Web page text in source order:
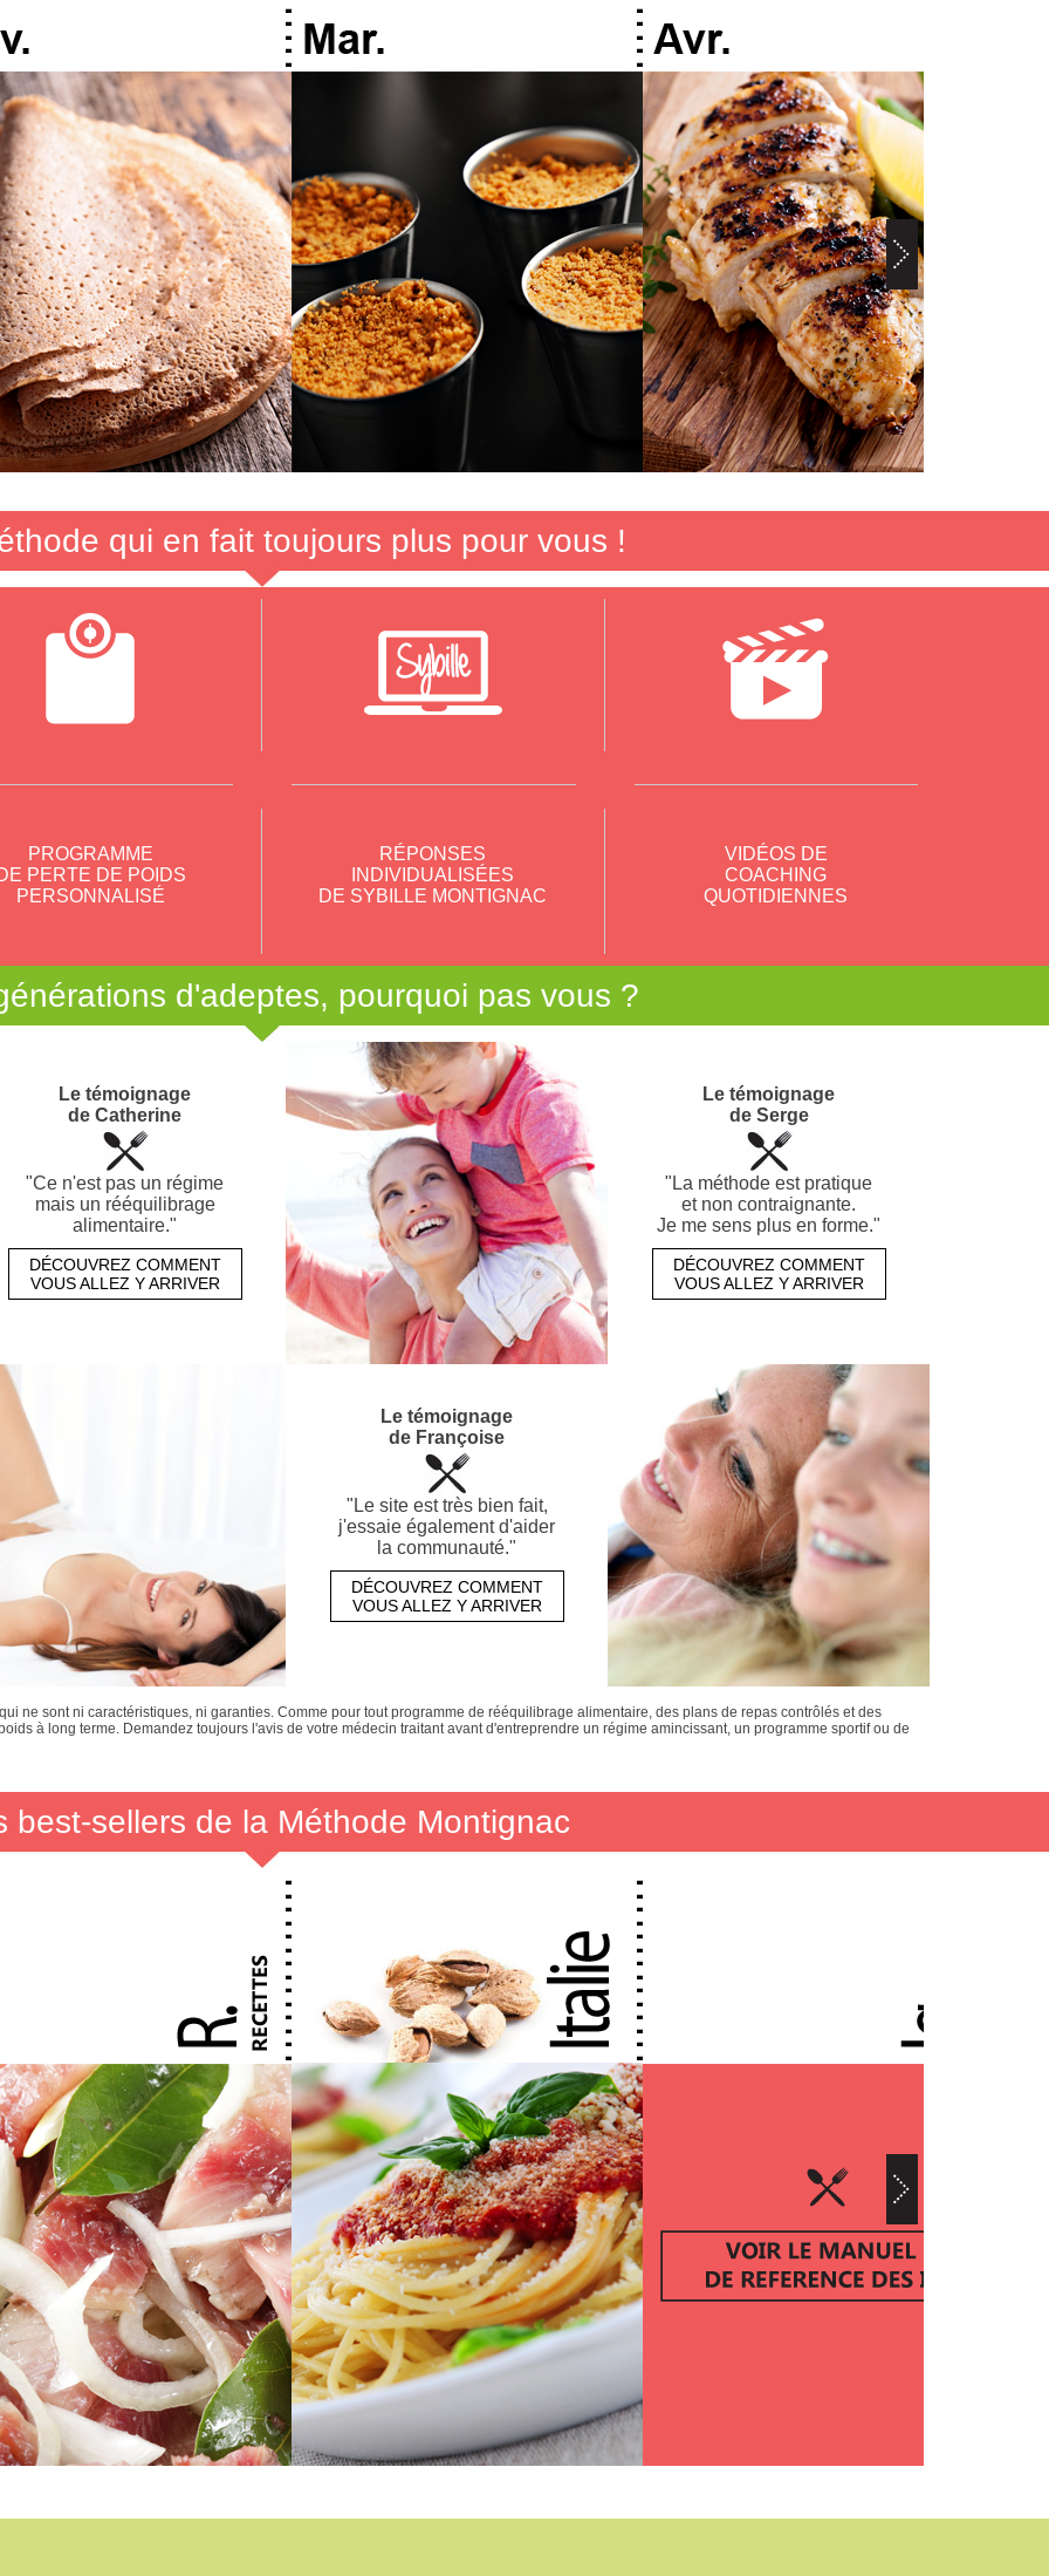
qui en fait toujours plus pour vous !
PROGRAMME
PERTE DE POIDS
PERSONNALISÉ
RÉPONSES
INDIVIDUALISÉES
DE SYBILLE MONTIGNAC
VIDÉOS DE
COACHING
QUOTIDIENNES
d'adeptes, pourquoi pas vous ?
Le témoignage
de Catherine
"Ce n'est pas un régime
mais un rééquilibrage
alimentaire."
DÉCOUVREZ COMMENT
VOUS ALLEZ Y ARRIVER
Le témoignage
de Serge
"La méthode est pratique
et non contraignante.
Je me sens plus en forme."
DÉCOUVREZ COMMENT
VOUS ALLEZ Y ARRIVER
Le témoignage
de Françoise
"Le site est très bien fait,
j'essaie également d'aider
la communauté."
DÉCOUVREZ COMMENT
VOUS ALLEZ Y ARRIVER
ne sont ni caractéristiques, ni garanties. Comme pour tout programme de rééquilibrage alimentaire, des plans de repas contrôlés et des
à long terme. Demandez toujours l'avis de votre médecin traitant avant d'entreprendre un régime amincissant, un programme sportif ou de
best-sellers de la Méthode Montignac